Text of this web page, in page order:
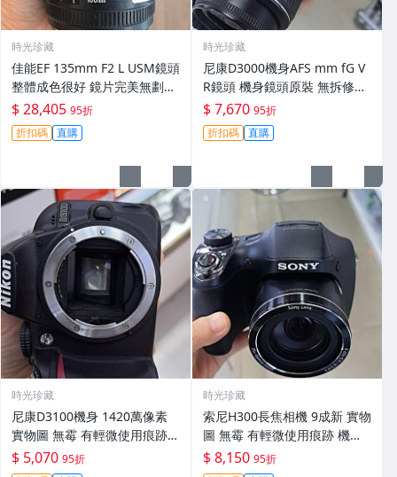
時光珍藏
佳能EF 135mm F2 L USM鏡頭
整體成色很好 鏡片完美無劃痕
功能一切正常 無拆修無-3430
$ 28,405 95折
折扣碼 直購
時光珍藏
尼康D3000機身AFS mm fG V
R鏡頭 機身鏡頭原裝 無拆修無
翻新 有輕微使用痕跡 鏡頭-34
30
$ 7,670 95折
折扣碼 直購
時光珍藏
尼康D3100機身 1420萬像素
實物圖 無霉 有輕微使用痕跡
機身原裝 無拆修無翻新 臨-34
3
$ 5,070 95折
時光珍藏
索尼H300長焦相機 9成新 實物
圖 無霉 有輕微使用痕跡 機身
鏡頭原裝 無拆修無翻新-3430
$ 8,150 95折